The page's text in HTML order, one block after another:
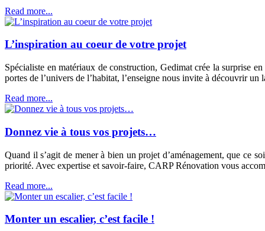
Read more...
L’inspiration au coeur de votre projet
Spécialiste en matériaux de construction, Gedimat crée la surprise
portes de l’univers de l’habitat, l’enseigne nous invite à découvrir
Read more...
Donnez vie à tous vos projets…
Quand il s’agit de mener à bien un projet d’aménagement, que ce
priorité. Avec expertise et savoir-faire, CARP Rénovation vous
Read more...
Monter un escalier, c’est facile !